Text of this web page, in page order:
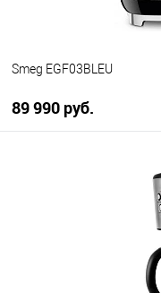
Smeg EGF03BLEU
89 990 руб.